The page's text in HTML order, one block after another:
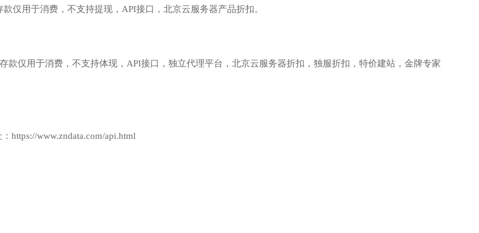
仅用于消费，不支持提现，API接口，北京云服务器产品折扣。
款仅用于消费，不支持体现，API接口，独立代理平台，北京云服务器折扣，独服折扣，特价建站，金牌专家
https://www.zndata.com/api.html